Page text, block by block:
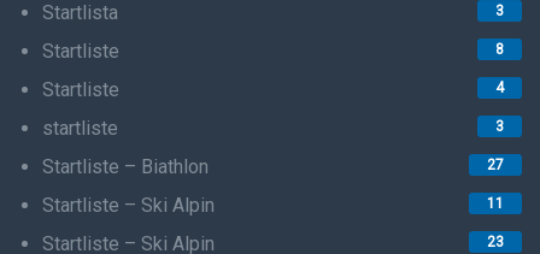
Startlista 3
Startliste 8
Startliste 4
startliste 3
Startliste – Biathlon 27
Startliste – Ski Alpin 11
Startliste – Ski Alpin 23